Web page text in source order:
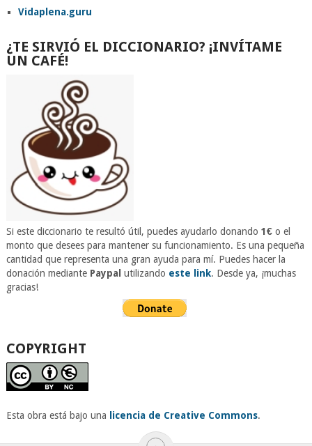
Vidaplena.guru
¿TE SIRVIÓ EL DICCIONARIO? ¡INVÍTAME
UN CAFÉ!
Si este diccionario te resultó útil, puedes ayudarlo donando 1€o el
monto que desees para mantener su funcionamiento. Es una pequeña
cantidad que representa una gran ayuda para mí. Puedes hacer la
donación mediante Paypal utilizando este link. Desde ya, ¡muchas
gracias!
COPYRIGHT
Esta obra está bajo una licencia de Creative Commons.